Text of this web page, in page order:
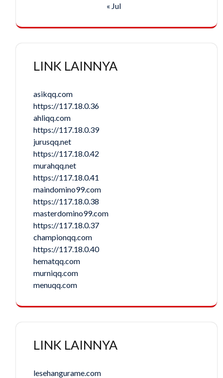
« Jul
LINK LAINNYA
asikqq.com
https://117.18.0.36
ahliqq.com
https://117.18.0.39
jurusqq.net
https://117.18.0.42
murahqq.net
https://117.18.0.41
maindomino99.com
https://117.18.0.38
masterdomino99.com
https://117.18.0.37
championqq.com
https://117.18.0.40
hematqq.com
murniqq.com
menuqq.com
LINK LAINNYA
lesehangurame.com